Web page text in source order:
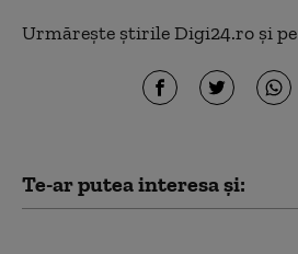
Urmărește știrile Digi24.ro și pe
Te-ar putea interesa și: